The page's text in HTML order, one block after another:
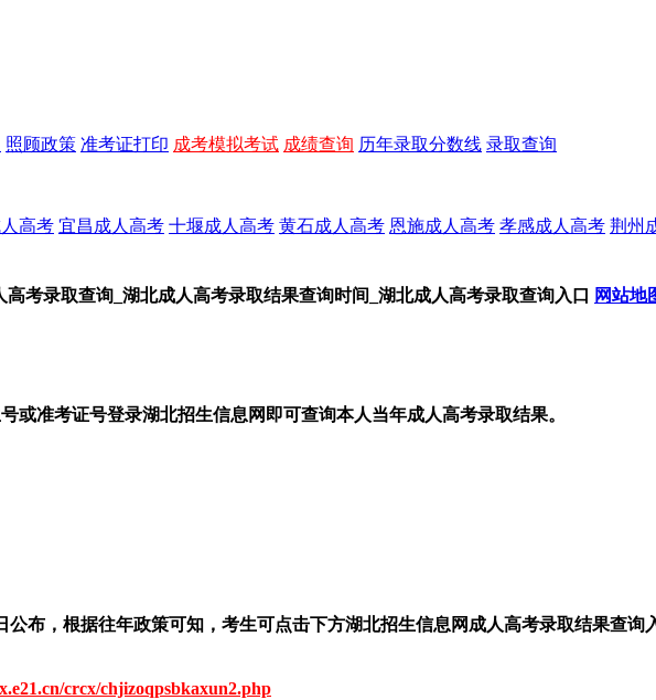
照顾政策 准考证打印 成考模拟考试 成绩查询 历年录取分数线 录取查询
高考 宜昌成人高考 十堰成人高考 黄石成人高考 恩施成人高考 孝感成人高考 荆州
高考录取查询_湖北成人高考录取结果查询时间_湖北成人高考录取查询入口 网站地
或准考证号登录湖北招生信息网即可查询本人当年成人高考录取结果。
公布，根据往年政策可知，考生可点击下方湖北招生信息网成人高考录取结果查
crcx/chjizoqpsbkaxun2.php